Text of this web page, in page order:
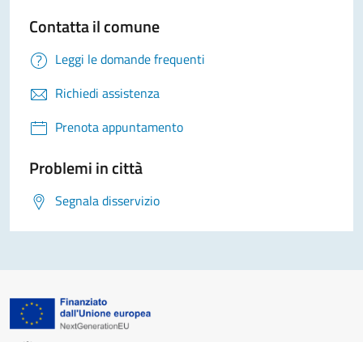
Contatta il comune
Leggi le domande frequenti
Richiedi assistenza
Prenota appuntamento
Problemi in città
Segnala disservizio